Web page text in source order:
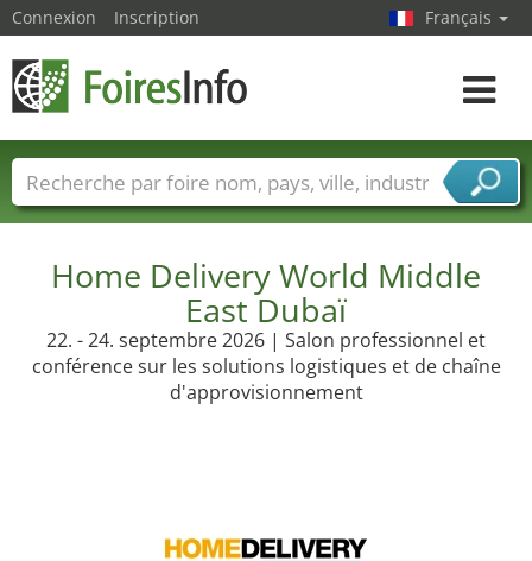
Home Delivery World Middle
East Dubaï
22. - 24. septembre 2026 | Salon professionnel et
conférence sur les solutions logistiques et de chaîne
d'approvisionnement
Connexion Inscription Français
Toggle
Foire noms Pays Villes
Secteurs de foire